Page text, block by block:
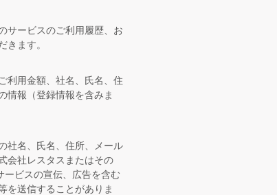
サービスのご利用履歴、お
きます。
利用金額、社名、氏名、住
情報（登録情報を含みま
社名、氏名、住所、メール
会社レスタスまたはその
ビスの宣伝、広告を含む
を送信することがありま